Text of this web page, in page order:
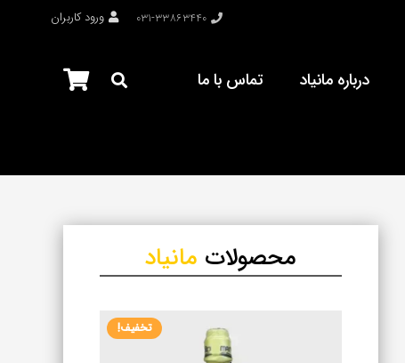
۰۳۱-۳۳۸۶۳۴۴۰ ورود کاربران
درباره مانیاد تماس با ما
محصولات مانیاد
تخفیف!